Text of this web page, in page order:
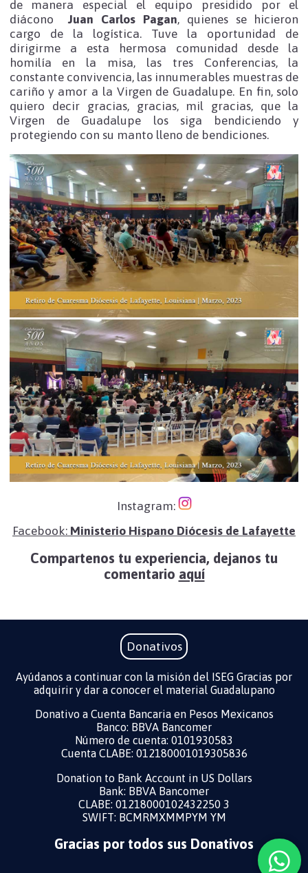
de manera especial el equipo presidido por el
diáconoJuan Carlos Pagan, quienes se hicieron
cargo de la logística. Tuve la oportunidad de
dirigirme a esta hermosa comunidad desde la
homilía en la misa, las tres Conferencias, la
constante convivencia, las innumerables muestras de
cariño y amor a la Virgen de Guadalupe. En fin, solo
quiero decir gracias, gracias, mil gracias, que la
Virgen de Guadalupe los siga bendiciendo y
protegiendo con su manto lleno de bendiciones.
Instagram:
Facebook: Ministerio Hispano Diócesis de Lafayette
Compartenos tu experiencia, dejanos tu
comentario aquí
Donativos
Ayúdanos a continuar con la misión del ISEG Gracias por
adquirir y dar a conocer el material Guadalupano
Donativo a Cuenta Bancaria en Pesos Mexicanos
Banco: BBVA Bancomer
Número de cuenta: 0101930583
Cuenta CLABE: 012180001019305836
Donation to Bank Account in US Dollars ​
Bank: BBVA Bancomer
CLABE: 01218000102432250 3
SWIFT: BCMRMXMMPYM YM
Gracias por todos sus Donativos